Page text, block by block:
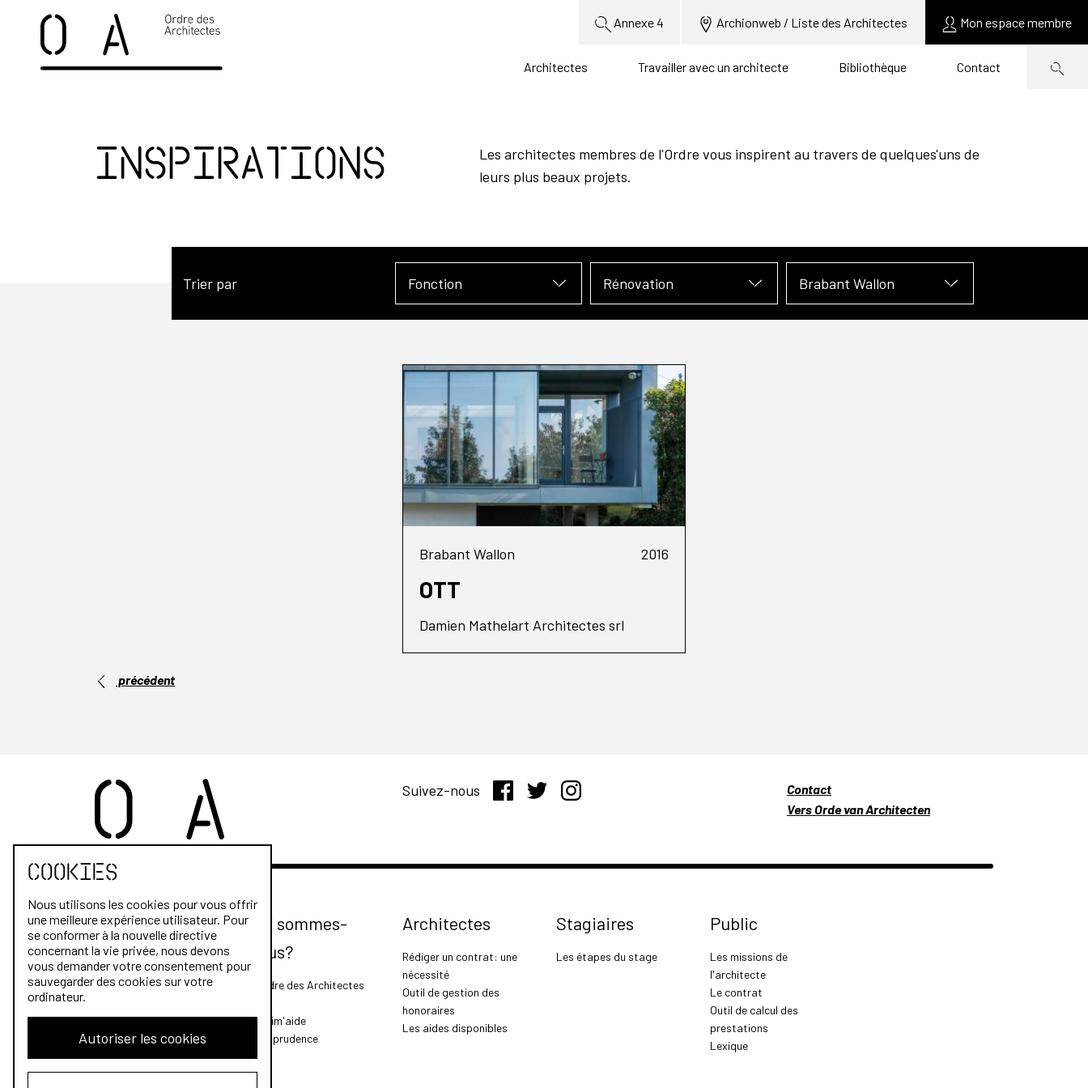
Annexe 4 Archionweb / Liste des Architectes Mon espace membre
Architectes Travailler avec un architecte Bibliothèque Contact
Inspirations
Les architectes membres de l'Ordre vous inspirent au travers de quelques'uns de
leurs plus beaux projets.
Trier par Fonction Rénovation Brabant Wallon
Brabant Wallon 2016
OTT
Damien Mathelart Architectes srl
précédent
Suivez-nous
Contact
Vers Orde van Architecten
Qui sommes-
nous?
L'Ordre des Architectes
Archim'aide
Jurisprudence
Architectes
Rédiger un contrat: une
nécessité
Outil de gestion des
honoraires
Les aides disponibles
Stagiaires
Les étapes du stage
Public
Les missions de
l'architecte
Le contrat
Outil de calcul des
prestations
Lexique
Cookies
Nous utilisons les cookies pour vous offrir
une meilleure expérience utilisateur. Pour
se conformer à la nouvelle directive
concernant la vie privée, nous devons
vous demander votre consentement pour
sauvegarder des cookies sur votre
ordinateur.
Autoriser les cookies